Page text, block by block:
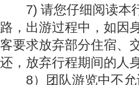
7) 请您仔细阅读本行
路，出游过程中，如因
客要求放弃部分住宿、
还，放弃行程期间的人
8）团队游览中不允